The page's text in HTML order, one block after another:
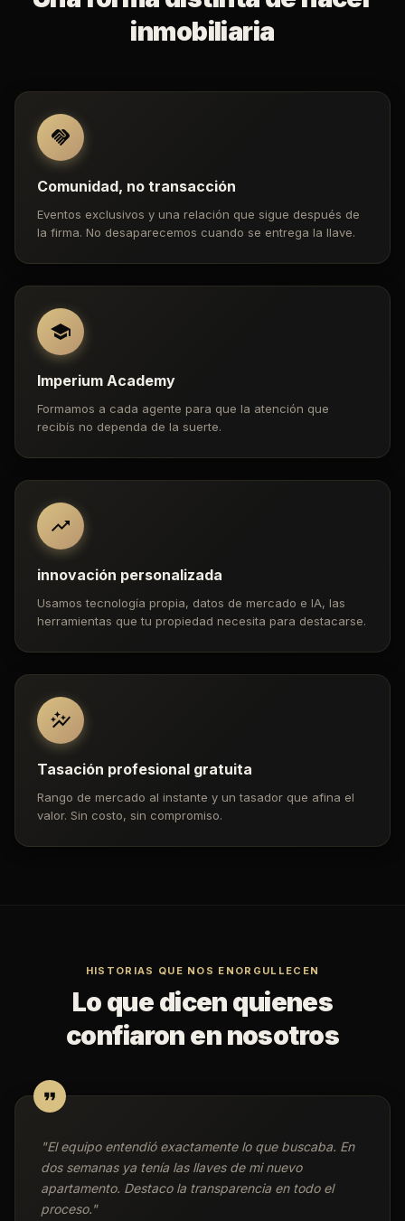
inmobiliaria
Comunidad, no transacción
Eventos exclusivos y una relación que sigue después de
la firma. No desaparecemos cuando se entrega la llave.
Imperium Academy
Formamos a cada agente para que la atención que
recibís no dependa de la suerte.
innovación personalizada
Usamos tecnología propia, datos de mercado e IA, las
herramientas que tu propiedad necesita para destacarse.
Tasación profesional gratuita
Rango de mercado al instante y un tasador que afina el
valor. Sin costo, sin compromiso.
HISTORIAS QUE NOS ENORGULLECEN
Lo que dicen quienes
confiaron en nosotros
"El equipo entendió exactamente lo que buscaba. En
dos semanas ya tenía las llaves de mi nuevo
apartamento. Destaco la transparencia en todo el
proceso."